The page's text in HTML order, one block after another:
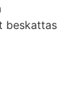
beskattas